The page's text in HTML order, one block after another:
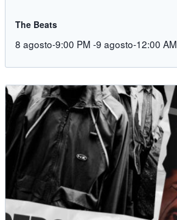
The Beats
8 agosto-9:00 PM -9 agosto-12:00 AM